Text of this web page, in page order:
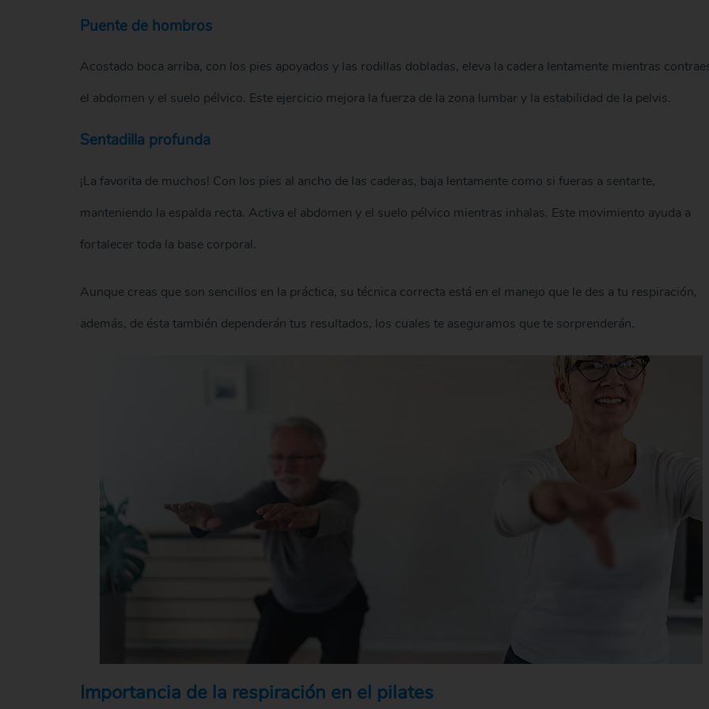
Puente de hombros
Acostado boca arriba, con los pies apoyados y las rodillas dobladas, eleva la cadera lentamente mientras
el abdomen y el suelo pélvico. Este ejercicio mejora la fuerza de la zona lumbar y la estabilidad de la pelvis.
Sentadilla profunda
¡La favorita de muchos! Con los pies al ancho de las caderas, baja lentamente como si fueras a sentarte,
manteniendo la espalda recta. Activa el abdomen y el suelo pélvico mientras inhalas. Este movimiento ayuda a
fortalecer toda la base corporal.
Aunque creas que son sencillos en la práctica, su técnica correcta está en el manejo que le des a tu respiración,
además, de ésta también dependerán tus resultados, los cuales te aseguramos que te sorprenderán.
Importancia de la respiración en el pilates